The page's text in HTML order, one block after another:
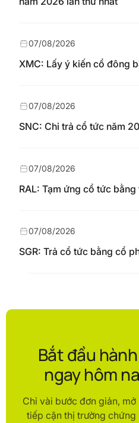
XMC: Lấy ý kiến cổ đông
07/08/2026
SNC: Chi trả cổ tức năm
07/08/2026
RAL: Tạm ứng cổ tức
07/08/2026
SGR: Trả cổ tức bằng cổ
07/08/2026
Bắt đầu
ngay hôm
Chỉ vài bước đơn giản,
tiếp cận thị trường chứng